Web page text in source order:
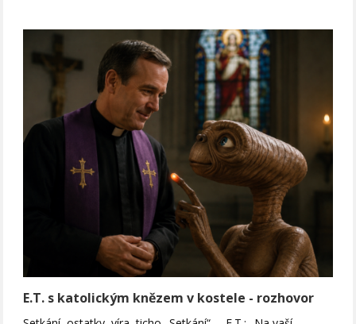
E.T. s katolickým knězem v kostele - rozhovor